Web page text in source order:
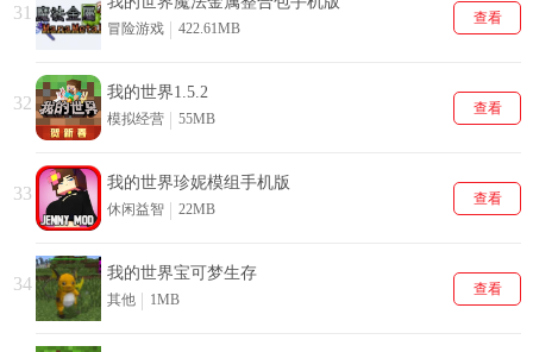
31
冒险游戏 422.61MB
查看
32
我的世界1.5.2
模拟经营 55MB
查看
33
我的世界珍妮模组手机版
休闲益智 22MB
查看
34
我的世界宝可梦生存
其他 1MB
查看